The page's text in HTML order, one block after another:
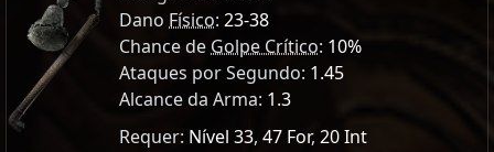
Dano Físico: 23-38
Chance deGolpe Crítico: 10%
Ataques por Segundo: 1.45
Alcance da Arma: 1.3
Requer: Nível 33, 47 For, 20 Int